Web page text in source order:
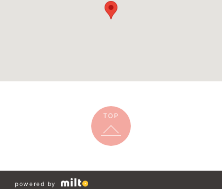
TOP
powered by